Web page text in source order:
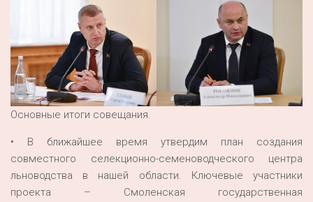
Основные итоги совещания.
• В ближайшее время утвердим план создания
совместного селекционно-семеноводческого центра
льноводства в нашей области. Ключевые участники
проекта – Смоленская государственная